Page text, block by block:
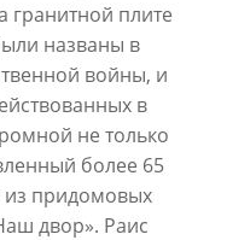
гранитной плите
названы в
войны, и
в
не только
более 65
из придомовых
двор». Раис